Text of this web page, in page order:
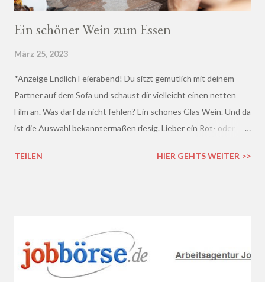
Ein schöner Wein zum Essen
März 25, 2023
*Anzeige Endlich Feierabend! Du sitzt gemütlich mit deinem
Partner auf dem Sofa und schaust dir vielleicht einen netten
Film an. Was darf da nicht fehlen? Ein schönes Glas Wein. Und da
ist die Auswahl bekanntermaßen riesig. Lieber ein Rot- oder
lieblich? Du hast die Qual der Wahl :D Wenn du so wie ich kaum
TEILEN HIER GEHTS WEITER >>